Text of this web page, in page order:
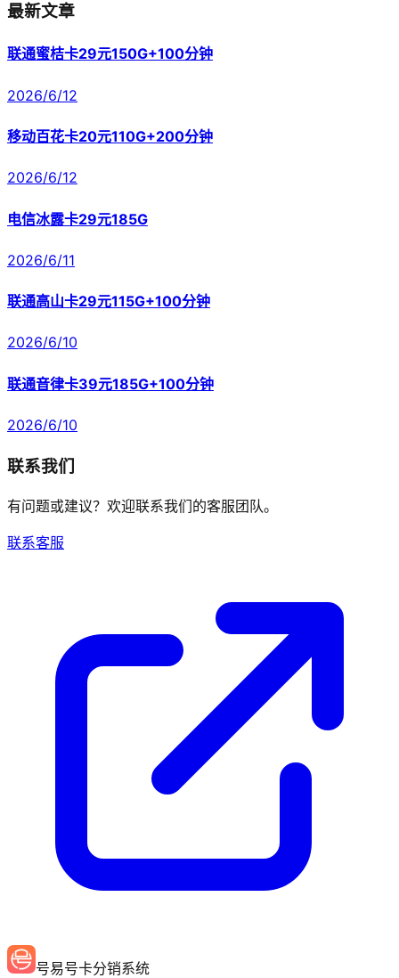
最新文章
联通蜜桔卡29元150G+100分钟
2026/6/12
移动百花卡20元110G+200分钟
2026/6/12
电信冰露卡29元185G
2026/6/11
联通高山卡29元115G+100分钟
2026/6/10
联通音律卡39元185G+100分钟
2026/6/10
联系我们
有问题或建议？欢迎联系我们的客服团队。
联系客服
号易号卡分销系统